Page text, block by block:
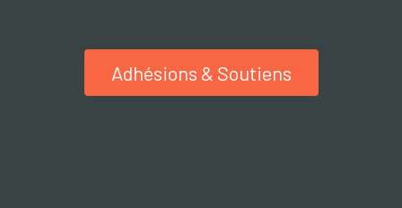
Adhésions & Soutiens